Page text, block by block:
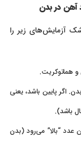
در بدن
آزمایش‌های زیر را
پایین باشد، یعنی
“بالا” می‌رود (بدن